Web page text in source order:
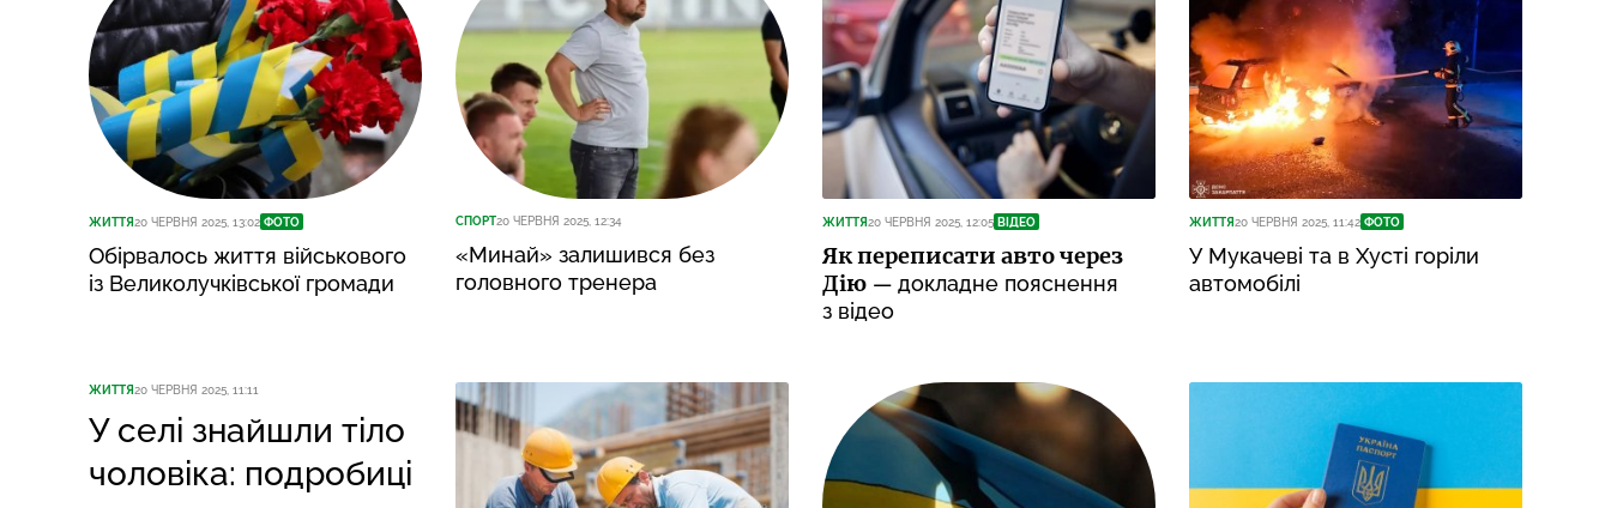
ЖИТТЯ20 ЧЕРВНЯ 2025, 13:02 ФОТО
Обірвалось життя військового
із Великолучківської громади
СПОРТ20 ЧЕРВНЯ 2025, 12:34
«Минай» залишився без
головного тренера
ЖИТТЯ20 ЧЕРВНЯ 2025, 12:05 ВІДЕО
Як переписати авто через
Дію — докладне пояснення
з відео
ЖИТТЯ20 ЧЕРВНЯ 2025, 11:42 ФОТО
У Мукачеві та в Хусті горіли
автомобілі
ЖИТТЯ20 ЧЕРВНЯ 2025, 11:11
У селі знайшли тіло
чоловіка: подробиці